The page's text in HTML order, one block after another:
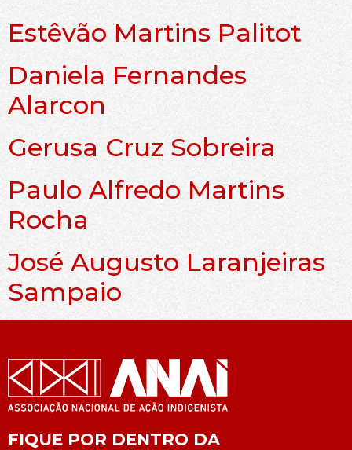
Estêvão Martins Palitot
Daniela Fernandes
Alarcon
Gerusa Cruz Sobreira
Paulo Alfredo Martins
Rocha
José Augusto Laranjeiras
Sampaio
FIQUE POR DENTRO DA